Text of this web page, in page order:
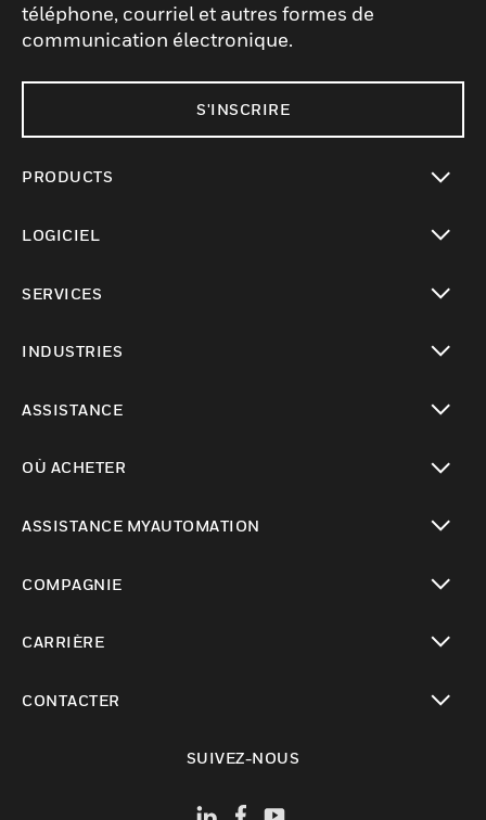
téléphone, courriel et autres formes de
communication électronique.
S'INSCRIRE
PRODUCTS
LOGICIEL
SERVICES
INDUSTRIES
ASSISTANCE
OÙ ACHETER
ASSISTANCE MYAUTOMATION
COMPAGNIE
CARRIÈRE
CONTACTER
SUIVEZ-NOUS